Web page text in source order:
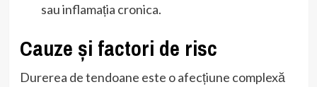
sau inflamația cronica.
Cauze și factori de risc
Durerea de tendoane este o afecțiune complexă